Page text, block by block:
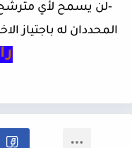
‐لن يسمح لأي
المحددان له باجتياز